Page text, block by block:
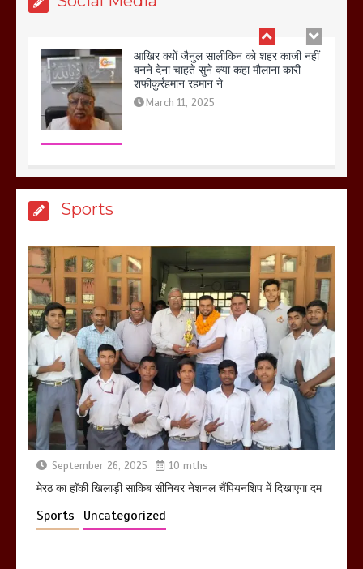
बिजली विभाग से परेशान होकर बागपत में एक संत
ने सरकार को दी आमरण अनशन की चेतावनी
March 8, 2025
होलिका रखने पर लात मार कर होलिका को किया
तहस नहस,मोहल्ले वालों के साथ की गई गाली
गलोच ,कहा अगर रखी गई होली तो होगा खून
खराबा,
March 11, 2025
Sports
September 26, 2025 10 mths
मेरठ का हाॅकी खिलाड़ी साकिब सीनियर नेशनल चैंपियनशिप में दिखाएगा दम
Sports Uncategorized